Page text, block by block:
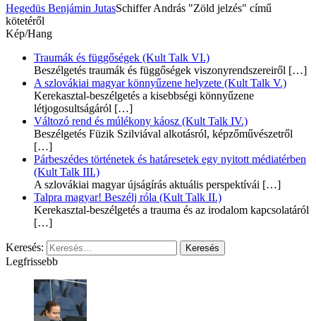
Hegedüs Benjámin JutasSchiffer András "Zöld jelzés" című
kötetéről
Kép/Hang
Traumák és függőségek (Kult Talk VI.)
Beszélgetés traumák és függőségek viszonyrendszereiről […]
A szlovákiai magyar könnyűzene helyzete (Kult Talk V.)
Kerekasztal-beszélgetés a kisebbségi könnyűzene
létjogosultságáról […]
Változó rend és múlékony káosz (Kult Talk IV.)
Beszélgetés Füzik Szilviával alkotásról, képzőművészetről
[…]
Párbeszédes történetek és határesetek egy nyitott médiatérben
(Kult Talk III.)
A szlovákiai magyar újságírás aktuális perspektívái […]
Talpra magyar! Beszélj róla (Kult Talk II.)
Kerekasztal-beszélgetés a trauma és az irodalom kapcsolatáról
[…]
Keresés:
Legfrissebb